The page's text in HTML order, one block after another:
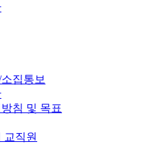
집통보
침 및 목표
교직원